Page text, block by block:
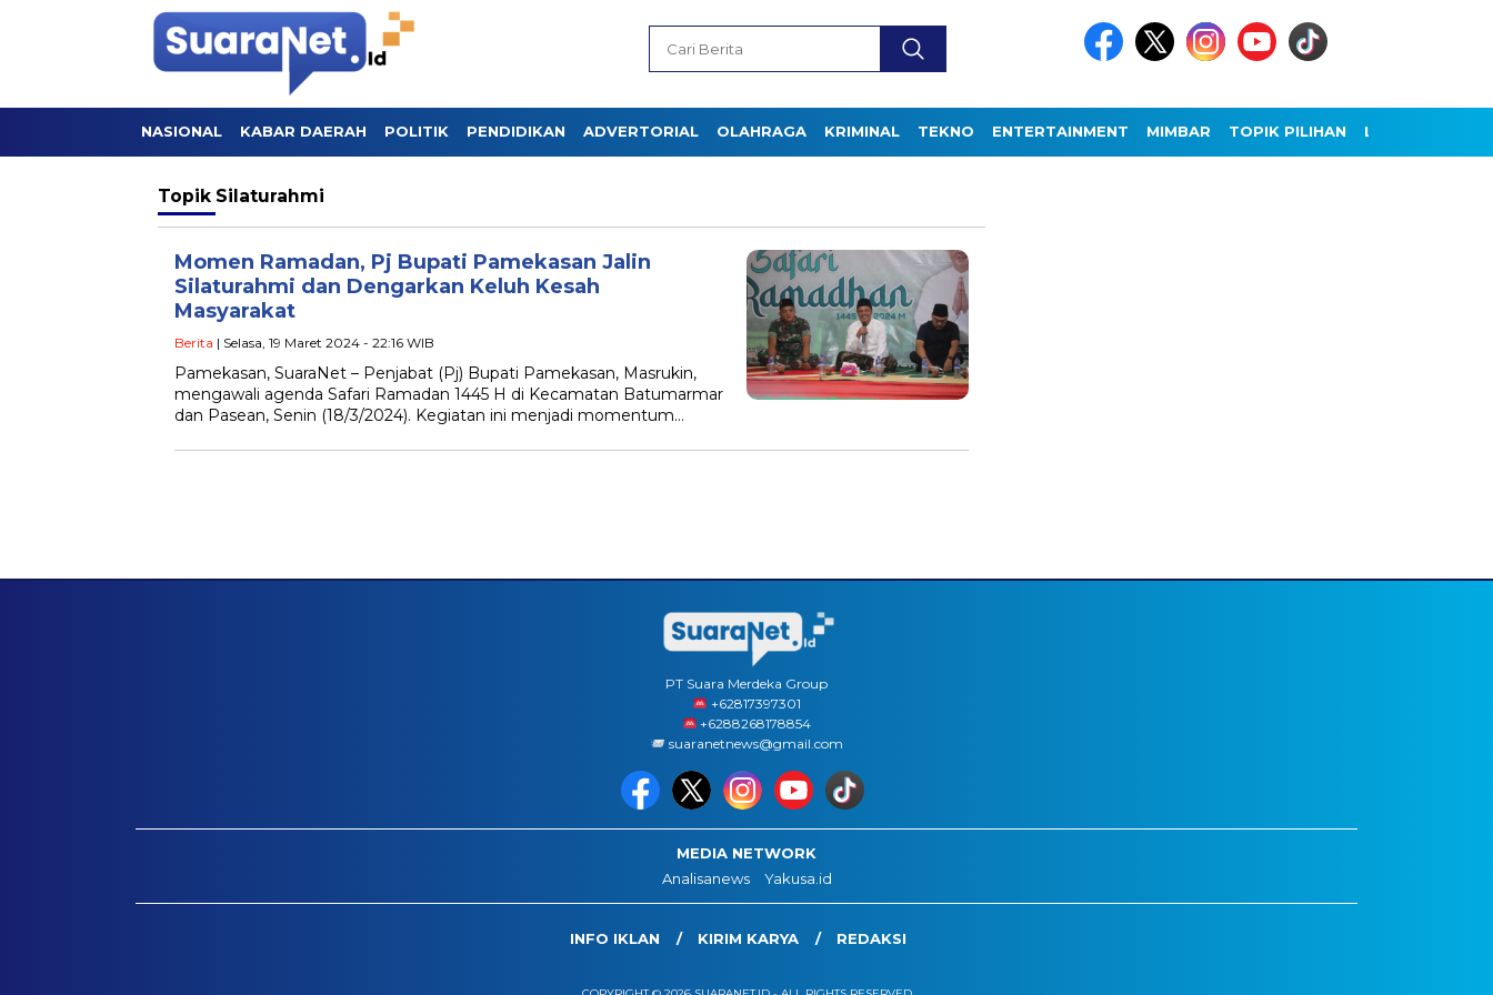
NASIONAL KABAR DAERAH POLITIK PENDIDIKAN ADVERTORIAL OLAHRAGA KRIMINAL TEKNO ENTERTAINMENT MIMBAR TOPIK PILIHAN LAINNYA
Topik Silaturahmi
Momen Ramadan, Pj Bupati Pamekasan Jalin
Silaturahmi dan Dengarkan Keluh Kesah
Masyarakat
Berita | Selasa, 19 Maret 2024 - 22:16 WIB
Pamekasan, SuaraNet – Penjabat (Pj) Bupati Pamekasan, Masrukin,
mengawali agenda Safari Ramadan 1445 H di Kecamatan Batumarmar
dan Pasean, Senin (18/3/2024). Kegiatan ini menjadi momentum…
PT Suara Merdeka Group
‪+62817397301
+6288268178854
suaranetnews@gmail.com
MEDIA NETWORK
Analisanews
Yakusa.id
INFO IKLAN KIRIM KARYA REDAKSI